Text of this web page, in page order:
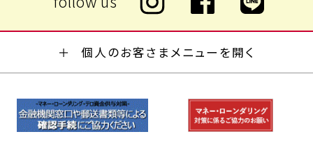
個人のお客さまメニューを開く